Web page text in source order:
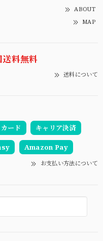
ABOUT
MAP
送料無料
送料について
ード キャリア決済
Amazon Pay
お支払い方法について